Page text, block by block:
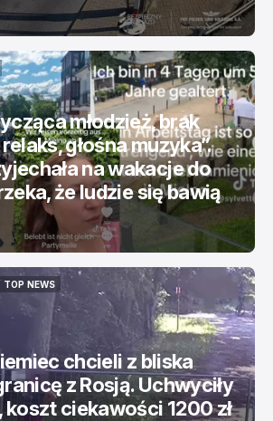
młodzież, brak
głośna muzyka”.
na wakacje do
że ludzie się bawią
TOP NEWS
TOP NEWS
chcieli z bliska
z Rosją. Uchwyciły
koszt ciekawości 1200 zł